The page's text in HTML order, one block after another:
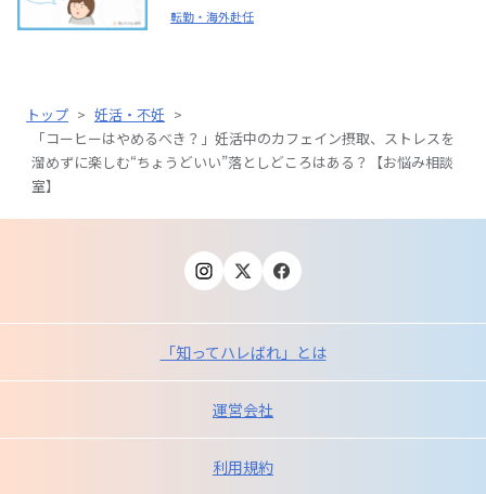
転勤・海外赴任
トップ > 妊活・不妊 >
「コーヒーはやめるべき？」妊活中のカフェイン摂取、ストレスを
溜めずに楽しむ“ちょうどいい”落としどころはある？【お悩み相談
室】
「知ってハレばれ」とは
運営会社
利用規約